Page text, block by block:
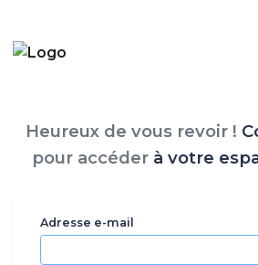
Heureux de vous revoir !
pour accéder à votre
Adresse e-mail